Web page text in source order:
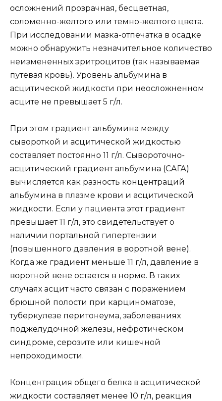
осложнений прозрачная, бесцветная,
соломенно-желтого или темно-желтого цвета.
При исследовании мазка-отпечатка в осадке
можно обнаружить незначительное количество
неизмененных эритроцитов (так называемая
путевая кровь). Уровень альбумина в
асцитической жидкости при неосложненном
асците не превышает 5 г/л.
При этом градиент альбумина между
сывороткой и асцитической жидкостью
составляет постоянно 11 г/л. Сывороточно-
асцитический градиент альбумина (САГА)
вычисляется как разность концентраций
альбумина в плазме крови и асцитической
жидкости. Если у пациента этот градиент
превышает 11 г/л, это свидетельствует о
наличии портальной гипертензии
(повышенного давления в воротной вене).
Когда же градиент меньше 11 г/л, давление в
воротной вене остается в норме. В таких
случаях асцит часто связан с поражением
брюшной полости при карциноматозе,
туберкулезе перитонеума, заболеваниях
поджелудочной железы, нефротическом
синдроме, серозите или кишечной
непроходимости.
Концентрация общего белка в асцитической
жидкости составляет менее 10 г/л, реакция